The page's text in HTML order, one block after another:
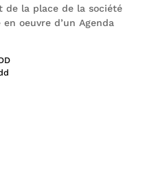
de la place de la société
oeuvre d’un Agenda